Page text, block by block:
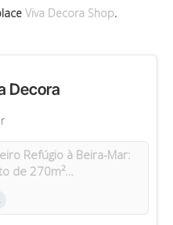
Viva Decora Shop.
Decora
Refúgio à Beira-Mar:
de 270m²